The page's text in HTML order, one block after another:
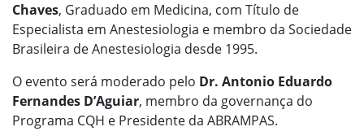
Chaves, Graduado em Medicina, com Título de
Especialista em Anestesiologia e membro da Sociedade
Brasileira de Anestesiologia desde 1995.
O evento será moderado pelo Dr. Antonio Eduardo
Fernandes D’Aguiar, membro da governança do
Programa CQH e Presidente da ABRAMPAS.